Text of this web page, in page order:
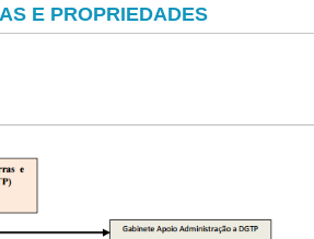
E PROPRIEDADES